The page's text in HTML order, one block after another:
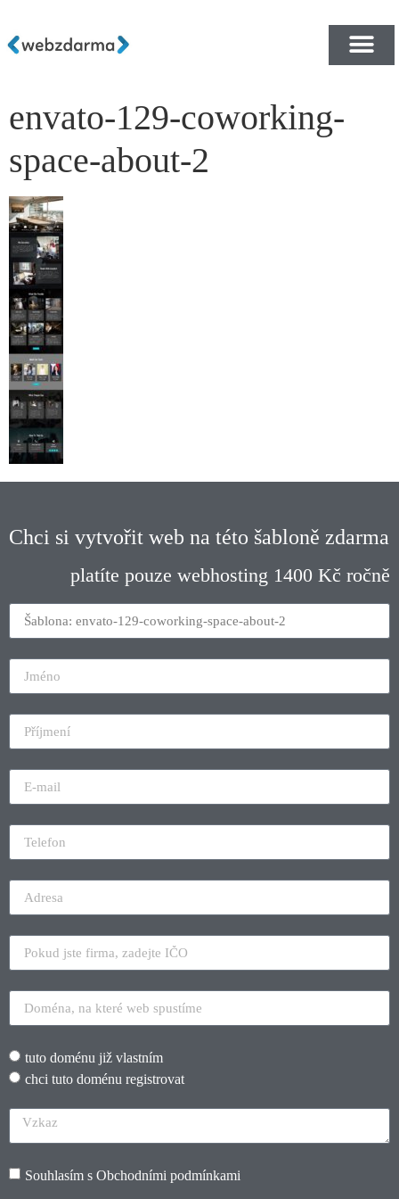
envato-129-coworking-
space-about-2
Chci si vytvořit web na této šabloně zdarma
platíte pouze webhosting 1400 Kč ročně
tuto doménu již vlastním
chci tuto doménu registrovat
Souhlasím s Obchodními podmínkami